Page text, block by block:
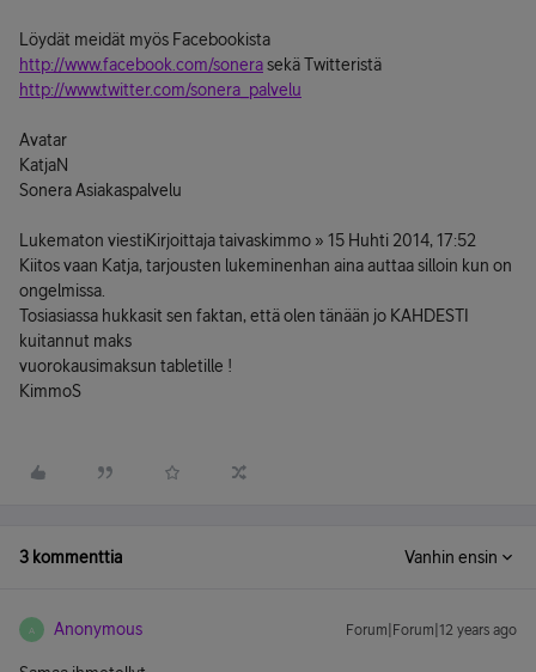
Löydät meidät myös Facebookista
http://www.facebook.com/sonerasekä Twitteristä
http://www.twitter.com/sonera_palvelu
Avatar
KatjaN
Sonera Asiakaspalvelu
Lukematon viestiKirjoittaja taivaskimmo » 15 Huhti 2014, 17:52
Kiitos vaan Katja, tarjousten lukeminenhan aina auttaa silloin kun on
ongelmissa.
Tosiasiassa hukkasit sen faktan, että olen tänään jo KAHDESTI
kuitannut maks
vuorokausimaksun tabletille !
KimmoS
3 kommenttia Vanhin ensin
A Anonymous Forum|Forum|12 years ago